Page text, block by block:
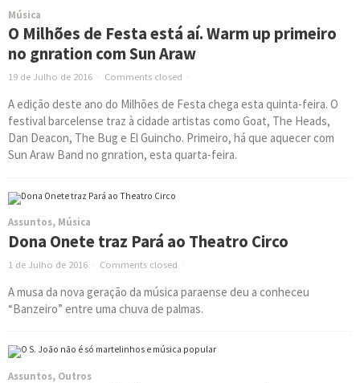
Música
O Milhões de Festa está aí. Warm up primeiro
no gnration com Sun Araw
19 de Julho de 2016 · Comments closed ·
A edição deste ano do Milhões de Festa chega esta quinta-feira. O
festival barcelense traz à cidade artistas como Goat, The Heads,
Dan Deacon, The Bug e El Guincho. Primeiro, há que aquecer com
Sun Araw Band no gnration, esta quarta-feira.
Assuntos, Música
Dona Onete traz Pará ao Theatro Circo
1 de Julho de 2016 · Comments closed ·
A musa da nova geração da música paraense deu a conheceu
“Banzeiro” entre uma chuva de palmas.
Assuntos, Outros